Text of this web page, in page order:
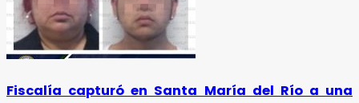
Fiscalía capturó en Santa María del Río a una